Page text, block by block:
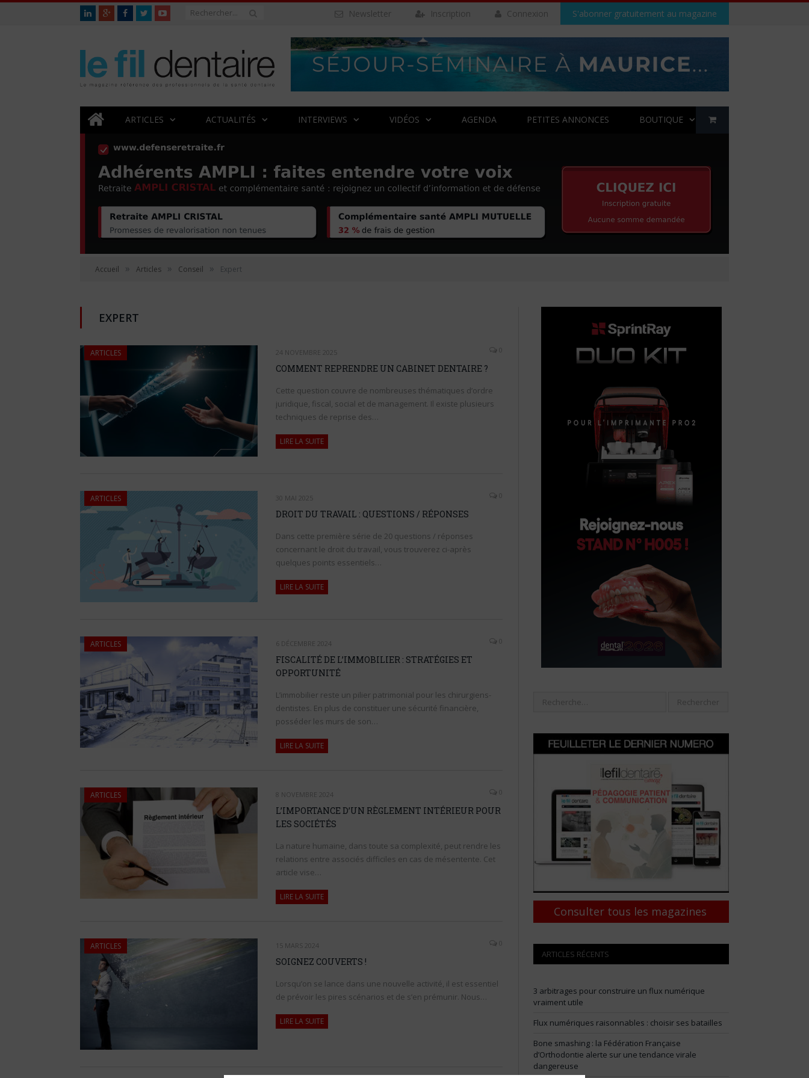
S'abonner gratuitement au magazine
Connexion
Inscription
Newsletter
ARTICLES ACTUALITÉS INTERVIEWS VIDÉOS AGENDA PETITES ANNONCES BOUTIQUE
Accueil » Articles » Conseil » Expert
EXPERT
ARTICLES 24 NOVEMBRE 2025 0
COMMENT REPRENDRE UN CABINET DENTAIRE ?
Cette question couvre de nombreuses thématiques d’ordre
juridique, fiscal, social et de management. Il existe plusieurs
techniques de reprise des…
LIRE LA SUITE
ARTICLES 30 MAI 2025 0
DROIT DU TRAVAIL : QUESTIONS / RÉPONSES
Dans cette première série de 20 questions / réponses
concernant le droit du travail, vous trouverez ci-après
quelques points essentiels…
LIRE LA SUITE
ARTICLES 6 DÉCEMBRE 2024 0
FISCALITÉ DE L’IMMOBILIER : STRATÉGIES ET
OPPORTUNITÉ
L’immobilier reste un pilier patrimonial pour les chirurgiens-
dentistes. En plus de constituer une sécurité financière,
posséder les murs de son…
LIRE LA SUITE
ARTICLES 8 NOVEMBRE 2024 0
L’IMPORTANCE D’UN RÈGLEMENT INTÉRIEUR POUR
LES SOCIÉTÉS
La nature humaine, dans toute sa complexité, peut rendre les
relations entre associés difficiles en cas de mésentente. Cet
article vise…
LIRE LA SUITE
ARTICLES 15 MARS 2024 0
SOIGNEZ COUVERTS !
Lorsqu’on se lance dans une nouvelle activité, il est essentiel
de prévoir les pires scénarios et de s’en prémunir. Nous…
LIRE LA SUITE
Consulter tous les magazines
ARTICLES RÉCENTS
3 arbitrages pour construire un flux numérique
vraiment utile
Flux numériques raisonnables : choisir ses batailles
Bone smashing : la Fédération Française
d’Orthodontie alerte sur une tendance virale
dangereuse